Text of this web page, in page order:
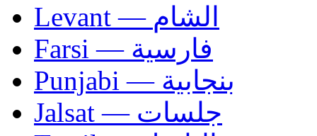
Levant — الشام
Farsi — فارسية
Punjabi — بنجابية
Jalsat — جلسات